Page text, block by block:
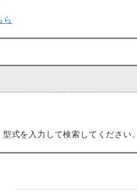
ら
式を入力して検索してください。